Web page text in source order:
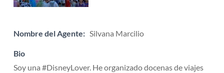
Nombre del Agente: Silvana Marcilio
Bio
Soy una #DisneyLover. He organizado docenas de viajes